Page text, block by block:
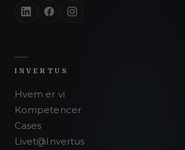
INVERTUS
Hvem er vi
Kompetencer
Cases
Livet@Invertus